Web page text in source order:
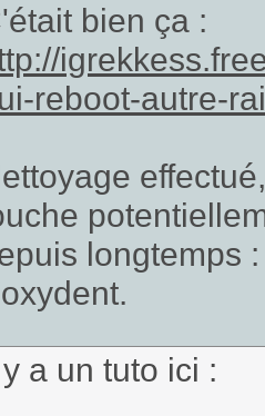
bien ça :
reboot-autre-
longtemps
a un tuto ici :